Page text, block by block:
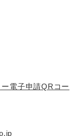
電子申請QRコー